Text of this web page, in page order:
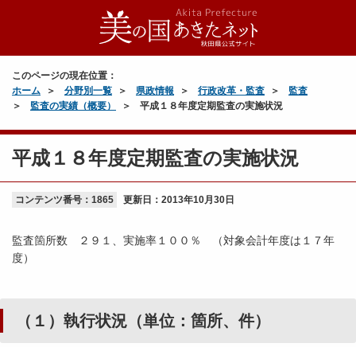
このページの現在位置：
ホーム
分野別一覧 県政情報 行政改革・監査
監査
監査の実績（概要）
平成１８年度定期監査の実施状況
平成１８年度定期監査の実施状況
コンテンツ番号：1865 更新日： 2013年10月30日
監査箇所数 ２９１、実施率１００％ （対象会計年度は１７年
度）
（１）執行状況（単位：箇所、件）